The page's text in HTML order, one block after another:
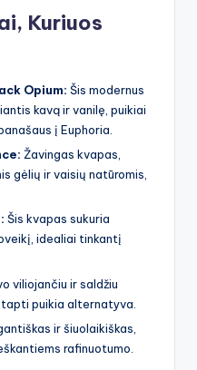
Kuriuos
Opium: Šis modernus
kavą ir vanilę, puikiai
į Euphoria.
Žavingas kvapas,
gėlių ir vaisių natūromis,
Šis kvapas sukuria
idealiai tinkantį
viliojančiu ir saldžiu
puikia alternatyva.
ir šiuolaikiškas,
rafinuotumo.